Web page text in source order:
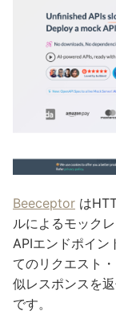
Beeceptor は
ルによるモック
APIエンドポイ
てのリクエスト
似レスポンスを
です。